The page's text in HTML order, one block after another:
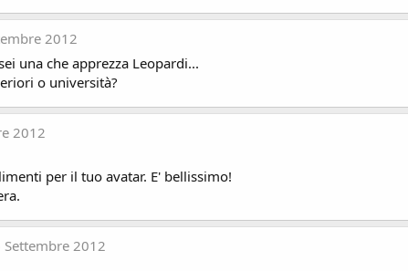
2012
una che apprezza Leopardi...
o università?
2012
per il tuo avatar. E' bellissimo!
Settembre 2012